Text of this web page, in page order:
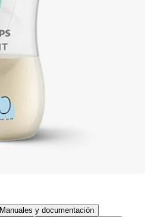
Manuales y documentación